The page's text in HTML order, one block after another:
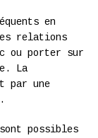
en
relations
ou porter sur
La
par une
possibles